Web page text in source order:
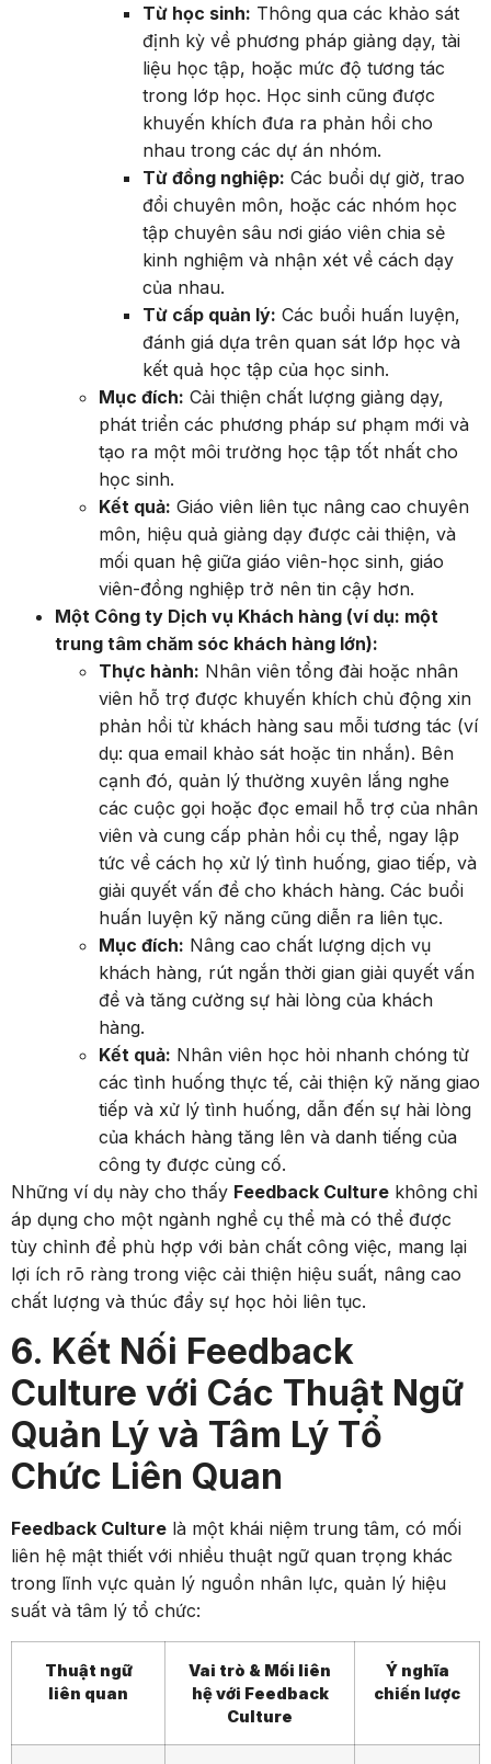
Từ học sinh: Thông qua các khảo sát
định kỳ về phương pháp giảng dạy, tài
liệu học tập, hoặc mức độ tương tác
trong lớp học. Học sinh cũng được
khuyến khích đưa ra phản hồi cho
nhau trong các dự án nhóm.
Từ đồng nghiệp: Các buổi dự giờ, trao
đổi chuyên môn, hoặc các nhóm học
tập chuyên sâu nơi giáo viên chia sẻ
kinh nghiệm và nhận xét về cách dạy
của nhau.
Từ cấp quản lý: Các buổi huấn luyện,
đánh giá dựa trên quan sát lớp học và
kết quả học tập của học sinh.
Mục đích: Cải thiện chất lượng giảng dạy,
phát triển các phương pháp sư phạm mới và
tạo ra một môi trường học tập tốt nhất cho
học sinh.
Kết quả: Giáo viên liên tục nâng cao chuyên
môn, hiệu quả giảng dạy được cải thiện, và
mối quan hệ giữa giáo viên-học sinh, giáo
viên-đồng nghiệp trở nên tin cậy hơn.
Một Công ty Dịch vụ Khách hàng (ví dụ: một
trung tâm chăm sóc khách hàng lớn):
Thực hành: Nhân viên tổng đài hoặc nhân
viên hỗ trợ được khuyến khích chủ động xin
phản hồi từ khách hàng sau mỗi tương tác (ví
dụ: qua email khảo sát hoặc tin nhắn). Bên
cạnh đó, quản lý thường xuyên lắng nghe
các cuộc gọi hoặc đọc email hỗ trợ của nhân
viên và cung cấp phản hồi cụ thể, ngay lập
tức về cách họ xử lý tình huống, giao tiếp, và
giải quyết vấn đề cho khách hàng. Các buổi
huấn luyện kỹ năng cũng diễn ra liên tục.
Mục đích: Nâng cao chất lượng dịch vụ
khách hàng, rút ngắn thời gian giải quyết vấn
đề và tăng cường sự hài lòng của khách
hàng.
Kết quả: Nhân viên học hỏi nhanh chóng từ
các tình huống thực tế, cải thiện kỹ năng giao
tiếp và xử lý tình huống, dẫn đến sự hài lòng
của khách hàng tăng lên và danh tiếng của
công ty được củng cố.
Những ví dụ này cho thấy Feedback Culture không chỉ
áp dụng cho một ngành nghề cụ thể mà có thể được
tùy chỉnh để phù hợp với bản chất công việc, mang lại
lợi ích rõ ràng trong việc cải thiện hiệu suất, nâng cao
chất lượng và thúc đẩy sự học hỏi liên tục.
6. Kết Nối Feedback
Culture với Các Thuật Ngữ
Quản Lý và Tâm Lý Tổ
Chức Liên Quan
Feedback Culture là một khái niệm trung tâm, có mối
liên hệ mật thiết với nhiều thuật ngữ quan trọng khác
trong lĩnh vực quản lý nguồn nhân lực, quản lý hiệu
suất và tâm lý tổ chức:
Thuật ngữ
liên quan
Vai trò & Mối liên
hệ với Feedback
Culture
Ý nghĩa
chiến lược